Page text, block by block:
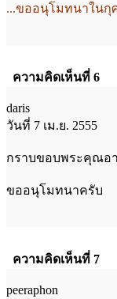
...ขออนุโมทนาในกุ
ความคิดเห็นที่ 6
daris
วันที่ 7 เม.ย. 2555
กราบขอบพระคุณอ
ขออนุโมทนาครับ
ความคิดเห็นที่ 7
peeraphon